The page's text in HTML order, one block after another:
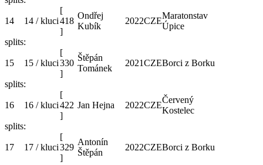
14 14 / kluci
[
418
]
Ondřej
Kubík
2022CZE
Maratonstav
Úpice
splits:
15 15 / kluci
[
330
]
Štěpán
Tománek
2021CZEBorci z Borku
splits:
16 16 / kluci
[
422
]
Jan Hejna 2022CZE
Červený
Kostelec
splits:
17 17 / kluci
[
329
]
Antonín
Štěpán
2022CZEBorci z Borku